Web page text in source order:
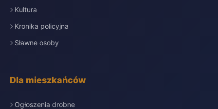
Kultura
Kronika policyjna
Sławne osoby
Dla mieszkańców
Ogłoszenia drobne